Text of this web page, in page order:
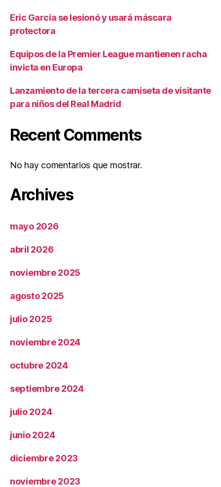
Eric García se lesionó y usará máscara
protectora
Equipos de la Premier League mantienen racha
invicta en Europa
Lanzamiento de la tercera camiseta de visitante
para niños del Real Madrid
Recent Comments
No hay comentarios que mostrar.
Archives
mayo 2026
abril 2026
noviembre 2025
agosto 2025
julio 2025
noviembre 2024
octubre 2024
septiembre 2024
julio 2024
junio 2024
diciembre 2023
noviembre 2023